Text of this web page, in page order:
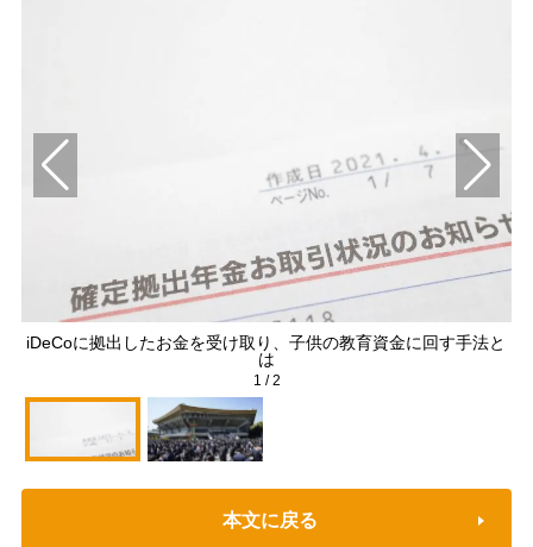
iDeCoに拠出したお金を受け取り、子供の教育資金に回す手法と
は
1 /2
本文に戻る